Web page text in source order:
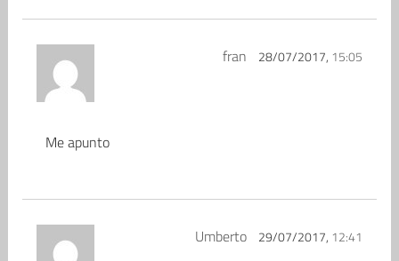
fran 28/07/2017, 15:05
Me apunto
Umberto 29/07/2017, 12:41